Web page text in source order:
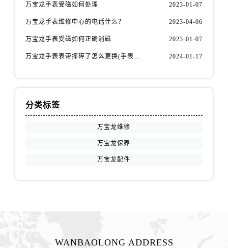
安徽省铜陵市铜官区石城大道万宝龙售后服务中心（需提前预约）
万宝龙手表受磁如何处理 2023-01-07
万宝龙手表维修中心的电话什么？ 2023-04-06
万宝龙手表受磁如何正确消磁 2023-01-07
万宝龙手表表带摔碎了怎么更换(手表表带损坏后的简易更换方法) 2024-01-17
分类标签
万宝龙维修
万宝龙保养
万宝龙配件
WANBAOLONG ADDRESS